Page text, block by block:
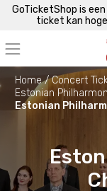
GoTicketShop is
ticket kan
Home
Concert
Estonian
Estonian